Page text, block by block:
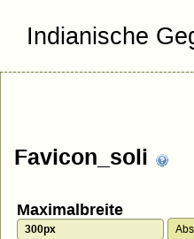
Indianische
Favicon_soli
Maximalbreite